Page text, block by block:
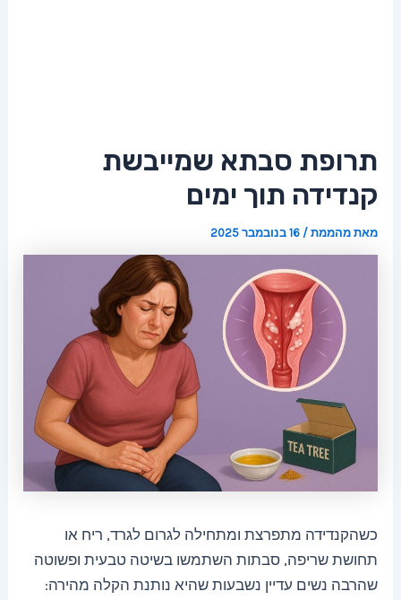
תרופת סבתא שמייבשת
קנדידה תוך ימים
מאתמהממת/16 בנובמבר 2025
כשהקנדידה מתפרצת ומתחילה לגרום לגרד, ריח או
תחושת שריפה, סבתות השתמשו בשיטה טבעית ופשוטה
שהרבה נשים עדיין נשבעות שהיא נותנת הקלה מהירה: